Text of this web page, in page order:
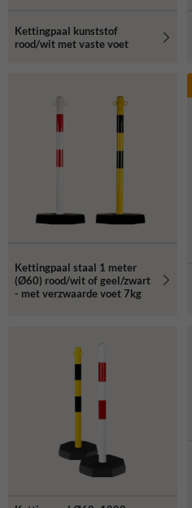
Kettingpaal kunststof
rood/wit met vaste voet
Kettingpaal staal 1 meter
(Ø60) rood/wit of geel/zwart
- met verzwaarde voet 7kg